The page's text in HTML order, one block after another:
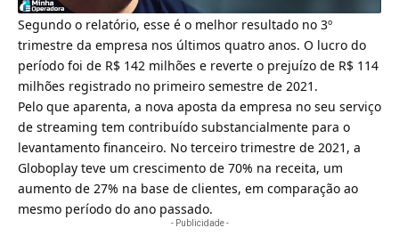
Segundo o relatório, esse é o melhor resultado no 3º
trimestre da empresa nos últimos quatro anos. O lucro do
período foi de R$ 142 milhões e reverte o prejuízo de R$ 114
milhões registrado no primeiro semestre de 2021.
Pelo que aparenta, a nova aposta da empresa no seu serviço
de streaming tem contribuído substancialmente para o
levantamento financeiro. No terceiro trimestre de 2021, a
Globoplay teve um crescimento de 70% na receita, um
aumento de 27% na base de clientes, em comparação ao
mesmo período do ano passado.
- Publicidade -